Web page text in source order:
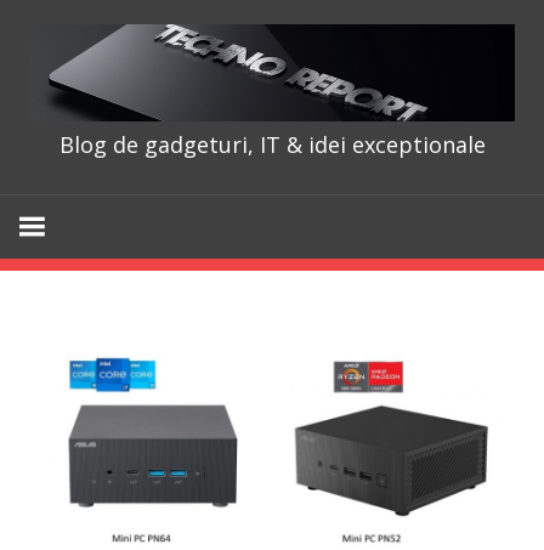
content
Blog de gadgeturi, IT & idei exceptionale